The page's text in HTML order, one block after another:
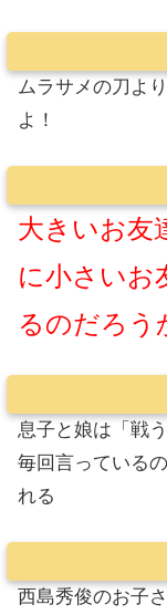
ムラサメの刀よ
よ！
大きいお友
に小さいお
るのだろう
息子と娘は「戦
毎回言っている
れる
西島秀俊のお子